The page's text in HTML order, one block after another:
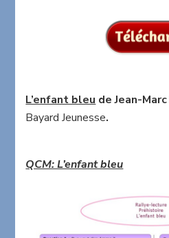
L’enfant bleu de Jean-
Bayard Jeunesse.
QCM: L’enfant bleu